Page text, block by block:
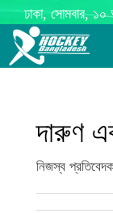
ঢাকা, সোমবার,
দারুণ
নিজস্ব